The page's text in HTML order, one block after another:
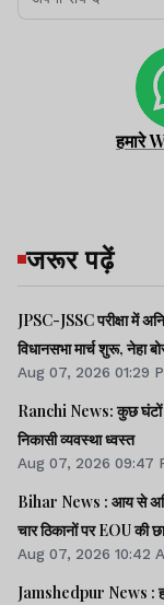
हमारे
जरूर पढ़ें
JPSC-JSSC परीक्षा में
विधानसभा मार्च शुरू, नेहा
Aug 07, 2026 01:29
Ranchi News: कुछ घंटों
निकासी व्यवस्था ध्वस्त
Aug 07, 2026 09:47
Bihar News : आय से अधिक संपत्ति मामले में सहरसा के DPO के
चार ठिकानों पर EOU की
Aug 07, 2026 10:42
Jamshedpur News :